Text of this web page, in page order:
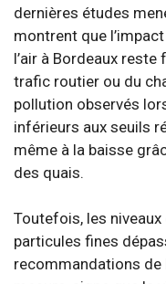
dernières études
montrent que
l’air à Bordeaux
trafic routier ou du
pollution observés
inférieurs aux seuils
même à la baisse
des quais.
Toutefois, les
particules fines
recommandations de